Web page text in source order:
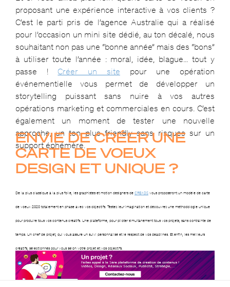
proposant une expérience interactive à vos clients ?
C’est le parti pris de l’agence Australie qui a réalisé
pour l’occasion un mini site dédié, au ton décalé, nous
souhaitant non pas une “bonne année” mais des “bons”
à utiliser toute l’année : moral, idée, blague… tout y
passe !Créer un site pour une opération
événementielle vous permet de développer un
storytelling puissant sans nuire à vos autres
opérations marketing et commerciales en cours. C’est
également un moment de tester une nouvelle
approche, un ton plus friendly sans risques sur un
support éphémère.
ENVIE DE CRÉER UNE
CARTE DE VOEUX
DESIGN ET UNIQUE ?
De la plus classique à la plus folle, les graphistes et motion designers de CREADSvous proposeront un modèle de carte
de voeux 2020 totalement en phase avec vos objectifs. Testez leur imagination et découvrez une méthodologie unique
pour produire tous vos contenus créatifs. Une plateforme, pour piloter simultanément tous vos projets, sans contrainte de
temps. Un chef de projet, qui vous assure un suivi personnalisé et le respect de vos deadlines. Et enfin, les meilleurs
créatifs, sélectionnés pour vous selon votre projet et vos objectifs.